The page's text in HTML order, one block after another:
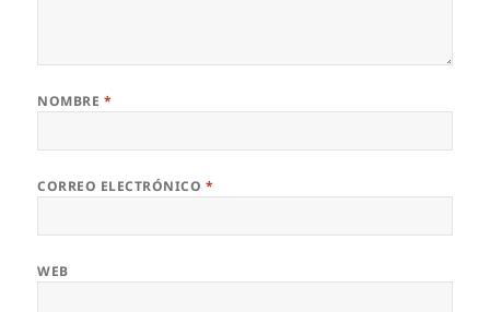
NOMBRE *
CORREO ELECTRÓNICO *
WEB